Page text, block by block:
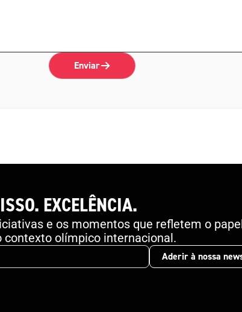
Enviar
EXCELÊNCIA.
e os momentos que refletem o
contexto olímpico internacional.
Aderir à nossa